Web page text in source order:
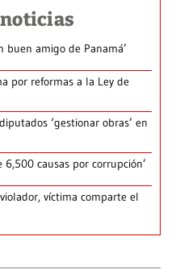
buen amigo de Panamá’
por reformas a la Ley de
‘gestionar obras’ en
6,500 causas por corrupción’
víctima comparte el